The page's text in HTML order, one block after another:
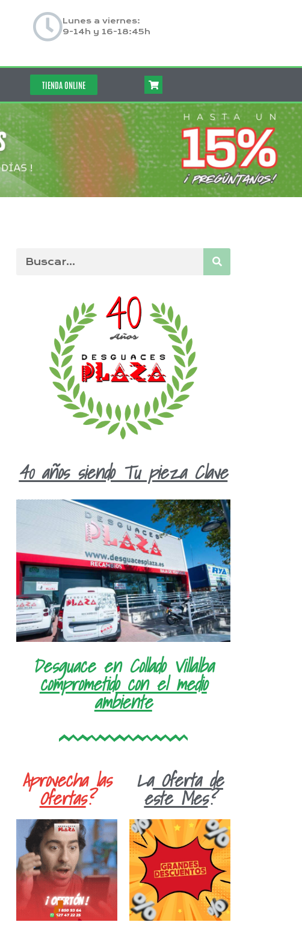
Lunes a viernes:
9-14h y 16-18:45h
TIENDA ONLINE
40 años siendo Tu pieza Clave
Desguace en Collado Villalba
comprometido con el medio
ambiente
Aprovecha las
Ofertas?
LaOferta de
este Mes?